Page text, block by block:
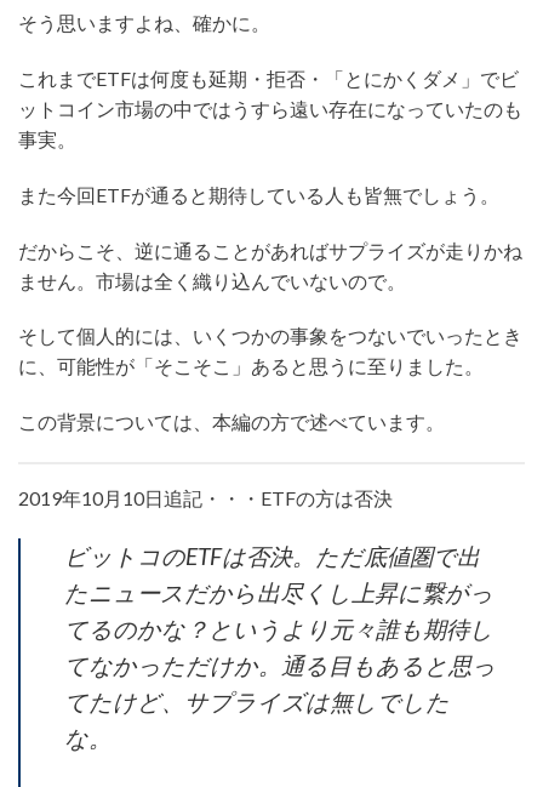
そう思いますよね、確かに。
これまでETFは何度も延期・拒否・「とにかくダメ」でビ
ットコイン市場の中ではうすら遠い存在になっていたのも
事実。
また今回ETFが通ると期待している人も皆無でしょう。
だからこそ、逆に通ることがあればサプライズが走りかね
ません。市場は全く織り込んでいないので。
そして個人的には、いくつかの事象をつないでいったとき
に、可能性が「そこそこ」あると思うに至りました。
この背景については、本編の方で述べています。
2019年10月10日追記・・・ETFの方は否決
ビットコのETFは否決。ただ底値圏で出
たニュースだから出尽くし上昇に繋がっ
てるのかな？というより元々誰も期待し
てなかっただけか。通る目もあると思っ
てたけど、サプライズは無しでした
な。